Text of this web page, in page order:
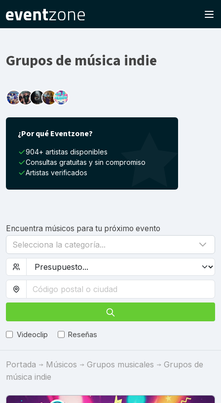
Grupos de música indie
¿Por qué Eventzone?
904+ artistas disponibles
Consultas gratuitas y sin compromiso
Artistas verificados
Encuentra músicos para tu próximo evento
Selecciona la categoría...
Videoclip Reseñas
Portada Músicos Grupos musicales
Grupos de
música indie